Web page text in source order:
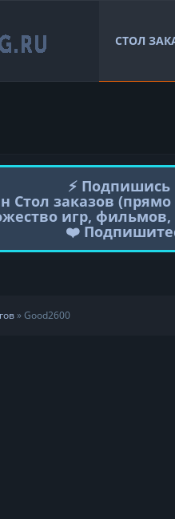
СТОЛ
⚡️
Стол заказов
игр,
❤️
» Good2600